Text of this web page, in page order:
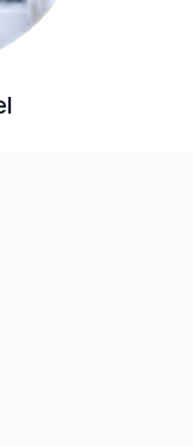
Hij